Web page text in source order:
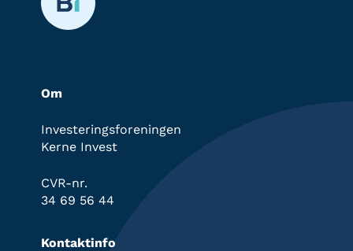
Om
Investeringsforeningen
Kerne Invest
CVR-nr.
34 69 56 44
Kontaktinfo